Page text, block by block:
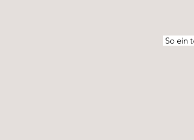
So ein